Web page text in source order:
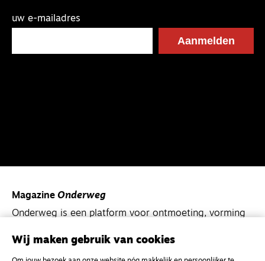
uw e-mailadres
Magazine Onderweg
Onderweg is een platform voor ontmoeting, vorming
voor de Nederlandse Gereformeerde Kerken.
Wij maken gebruik van cookies